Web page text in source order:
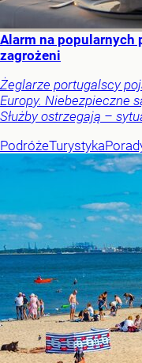
Alarm na popularnych
zagrożeni
Żeglarze portugalscy
Europy. Niebezpieczne
Służby ostrzegają –
PodróżeTurystyka